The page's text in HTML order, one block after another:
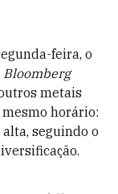
feira, o
Bloomberg
metais
horário:
seguindo o